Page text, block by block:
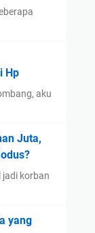
Hp
aku
Juta,
jadi korban
yang